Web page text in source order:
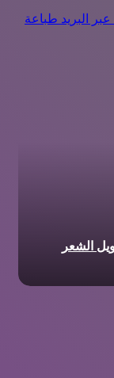
البريد طباعة
الشعر